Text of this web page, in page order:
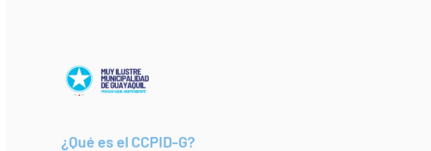
¿Qué es el CCPID-G?